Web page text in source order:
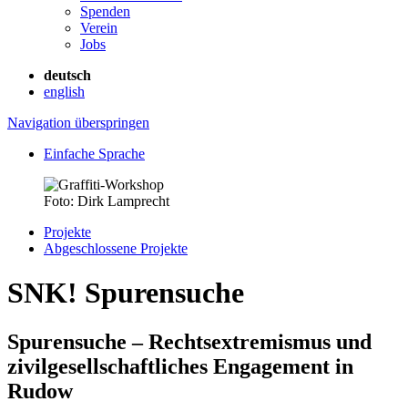
Spenden
Verein
Jobs
deutsch
english
Navigation überspringen
Einfache Sprache
Foto: Dirk Lamprecht
Projekte
Abgeschlossene Projekte
SNK! Spurensuche
Spurensuche – Rechtsextremismus und
zivilgesellschaftliches Engagement in
Rudow